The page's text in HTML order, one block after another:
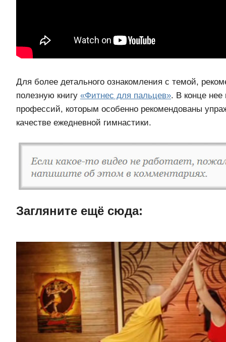
Для более детального ознакомления с темой,
полезную книгу «Фитнес для пальцев». В конце нее
профессий, которым особенно рекомендованы
качестве ежедневной гимнастики.
Загляните ещë сюда: